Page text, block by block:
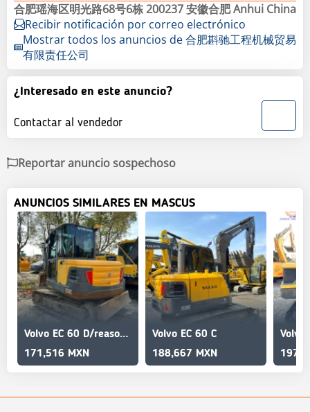
合肥瑶海区明光路68号6栋 200237 安徽合肥 Anhui China
Recibir notificación por correo electrónico
Mostrar todos los anuncios de 合肥斟驰工程机械贸易
有限责任公司
¿Interesado en este anuncio?
Contactar al vendedor
Reportar anuncio sospechoso
ANUNCIOS SIMILARES EN MASCUS
Volvo EC 60 D/reasonable price/Farming/mini sized/cheap
171,516 MXN
Volvo EC 60 C
188,667 MXN